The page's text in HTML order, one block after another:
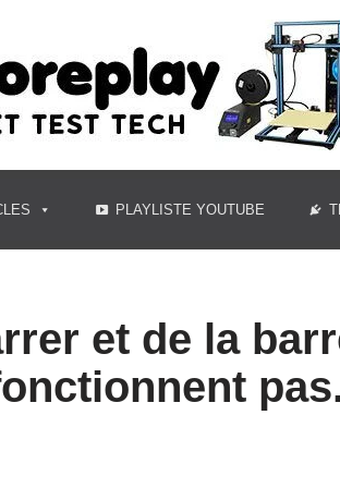
PLAYLISTE YOUTUBE
et de la